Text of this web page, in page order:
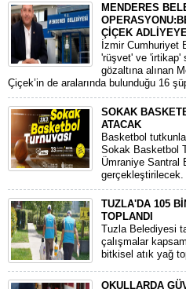
MENDERES
ÇİÇEK
​İzmir Cumhuriyet
'rüşvet' ve 'irtikap'
gözaltına alınan
Çiçek’in de aralarında bulunduğu 16
SOKAK
ATACAK
Basketbol
Sokak Basketbol
Ümraniye Santral
gerçekleştirilecek.
TUZLA'DA 105
TOPLANDI
Tuzla Belediyesi
çalışmalar
bitkisel atık yağ
OKULLARDA